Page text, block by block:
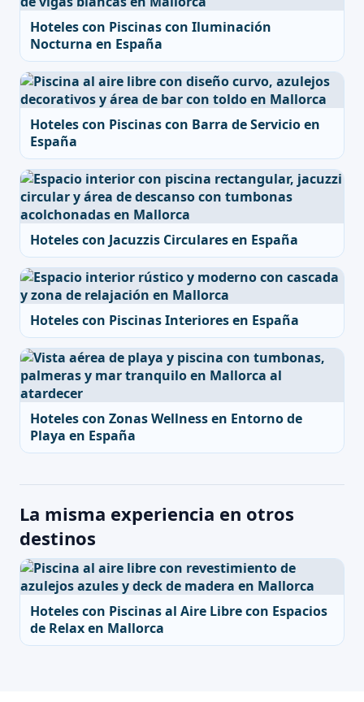
Hoteles con Piscinas con Iluminación
Nocturna en España
Hoteles con Piscinas con Barra de Servicio en
España
Hoteles con Jacuzzis Circulares en España
Hoteles con Piscinas Interiores en España
Hoteles con Zonas Wellness en Entorno de
Playa en España
La misma experiencia en otros
destinos
Hoteles con Piscinas al Aire Libre con Espacios
de Relax en Mallorca